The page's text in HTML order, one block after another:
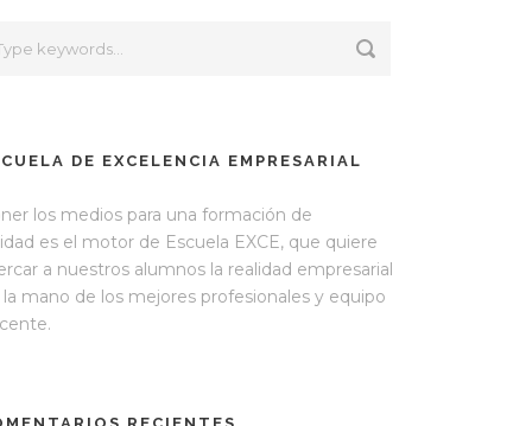
DE EXCELENCIA EMPRESARIAL
los medios para una formación de
es el motor de Escuela EXCE, que quiere
a nuestros alumnos la realidad empresarial
la mano de los mejores profesionales y equipo